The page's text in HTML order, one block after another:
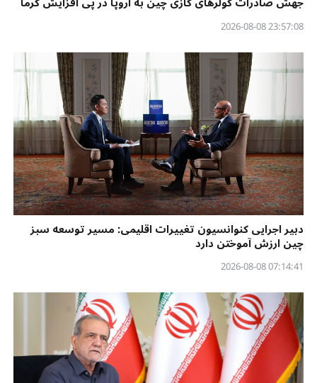
23:57:08 2026-08-08
دبیر اجرایی کنوانسیون تغییرات اقلیمی: مسیر توسعه سبز
چین ارزش آموختن دارد
07:14:41 2026-08-08